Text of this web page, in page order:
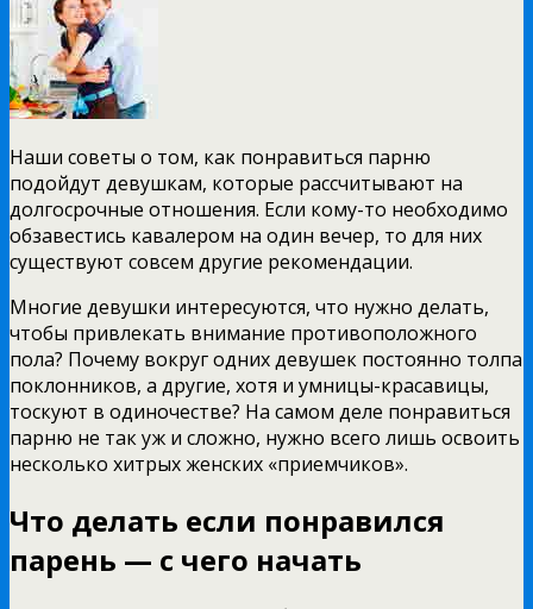
Наши советы о том, как понравиться парню
подойдут девушкам, которые рассчитывают на
долгосрочные отношения. Если кому-то необходимо
обзавестись кавалером на один вечер, то для них
существуют совсем другие рекомендации.
Многие девушки интересуются, что нужно делать,
чтобы привлекать внимание противоположного
пола? Почему вокруг одних девушек постоянно толпа
поклонников, а другие, хотя и умницы-красавицы,
тоскуют в одиночестве? На самом деле понравиться
парню не так уж и сложно, нужно всего лишь освоить
несколько хитрых женских «приемчиков».
Что делать если понравился
парень — с чего начать